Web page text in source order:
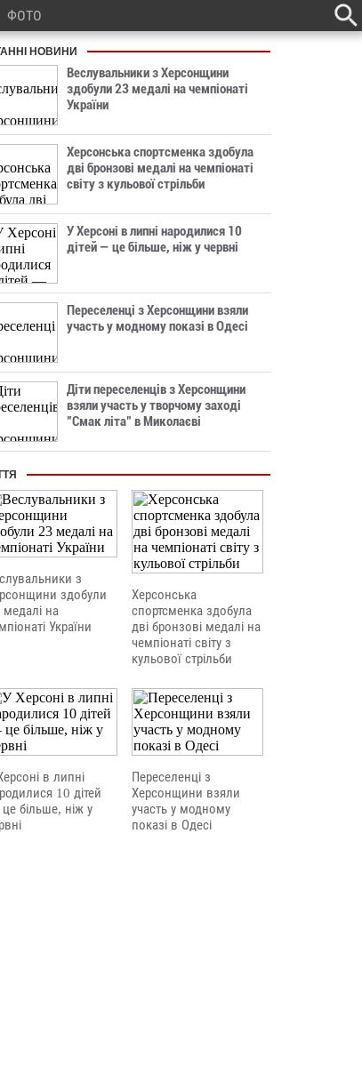
ФОТО
НОВИНИ
Веслувальники з Херсонщини
здобули 23 медалі на чемпіонаті
України
Херсонська спортсменка здобула
дві бронзові медалі на чемпіонаті
світу з кульової стрільби
У Херсоні в липні народилися 10
дітей — це більше, ніж у червні
Переселенці з Херсонщини взяли
участь у модному показі в Одесі
Діти переселенців з Херсонщини
взяли участь у творчому заході
"Смак літа" в Миколаєві
з
здобули
медалі на
України
Херсонська
спортсменка здобула
дві бронзові медалі на
чемпіонаті світу з
кульової стрільби
в липні
10 дітей
більше, ніж у
Переселенці з
Херсонщини взяли
участь у модному
показі в Одесі